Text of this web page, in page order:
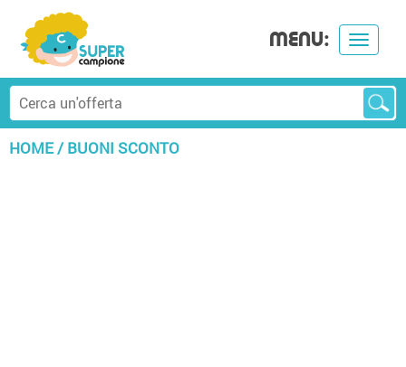
Toggle
MENU:
HOME/BUONI SCONTO